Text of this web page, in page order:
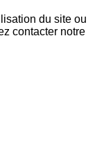
du site ou
contacter notre